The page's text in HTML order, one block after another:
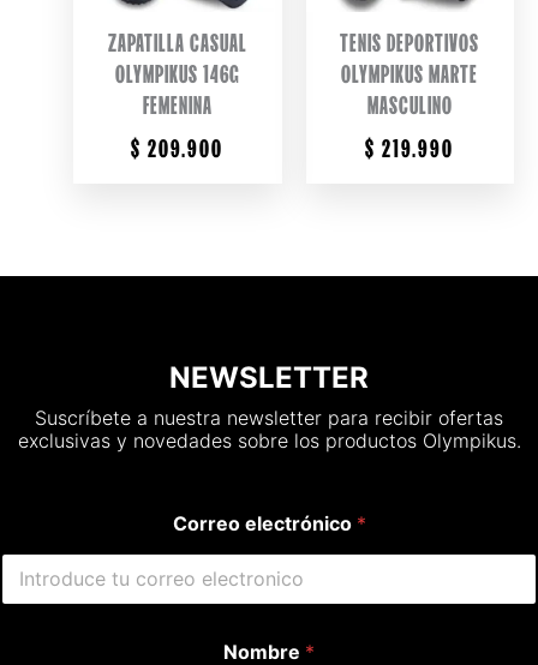
ZAPATILLA CASUAL
OLYMPIKUS 146G
FEMENINA
$ 209.900
TENIS DEPORTIVOS
OLYMPIKUS MARTE
MASCULINO
$ 219.990
NEWSLETTER
Suscríbete a nuestra newsletter para recibir ofertas
exclusivas y novedades sobre los productos Olympikus.
Correo electrónico *
Nombre *